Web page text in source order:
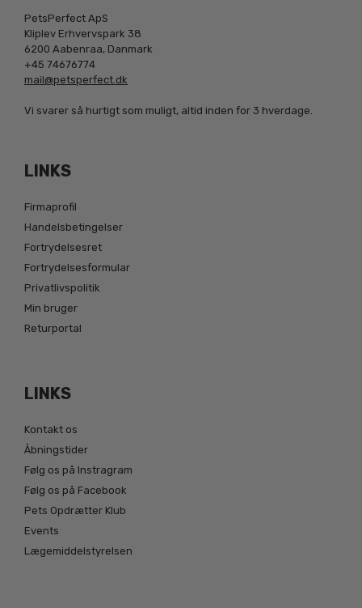
PetsPerfect ApS
Kliplev Erhvervspark 38
6200 Aabenraa, Danmark
+45 74676774
mail@petsperfect.dk
Vi svarer så hurtigt som muligt, altid inden for 3 hverdage.
LINKS
Firmaprofil
Handelsbetingelser
Fortrydelsesret
Fortrydelsesformular
Privatlivspolitik
Min bruger
Returportal
LINKS
Kontakt os
Åbningstider
Følg os på Instragram
Følg os på Facebook
Pets Opdrætter Klub
Events
Lægemiddelstyrelsen